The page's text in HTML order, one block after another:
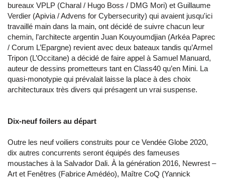
bureaux VPLP (Charal / Hugo Boss / DMG Mori) et Guillaume
Verdier (Apivia / Advens for Cybersecurity) qui avaient jusqu'ici
travaillé main dans la main, ont décidé de suivre chacun leur
chemin, l’architecte argentin Juan Kouyoumdjian (Arkéa Paprec
/ Corum L’Epargne) revient avec deux bateaux tandis qu’Armel
Tripon (L’Occitane) a décidé de faire appel à Samuel Manuard,
auteur de dessins prometteurs tant en Class40 qu’en Mini. La
quasi-monotypie qui prévalait laisse la place à des choix
architecturaux très divers qui présagent un vrai suspense.
Dix-neuf foilers au départ
Outre les neuf voiliers construits pour ce Vendée Globe 2020,
dix autres concurrents seront équipés des fameuses
moustaches à la Salvador Dali. À la génération 2016, Newrest –
Art et Fenêtres (Fabrice Amédéo), Maître CoQ (Yannick